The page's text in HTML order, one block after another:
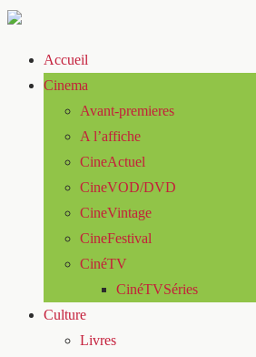
Accueil
Cinema
Avant-premieres
A l’affiche
CineActuel
CineVOD/DVD
CineVintage
CineFestival
CinéTV
CinéTVSéries
Culture
Livres